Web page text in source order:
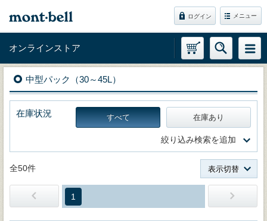
ログイン メニュー
オンラインストア
中型パック（30～45L）
在庫状況 すべて 在庫あり
絞り込み検索を追加
全50件 表示切替
1